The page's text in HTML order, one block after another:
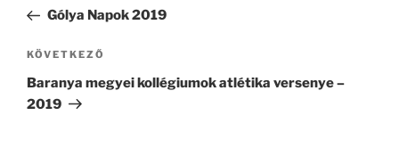
bejegyzés
Gólya Napok 2019
Következő
bejegyzés
KÖVETKEZŐ
Baranya megyei kollégiumok atlétika versenye –
2019